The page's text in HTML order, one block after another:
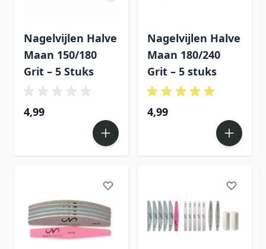
Nagelvijlen Halve
Maan 150/180
Grit – 5 Stuks
4,99
Nagelvijlen Halve
Maan 180/240
Grit – 5 stuks
4,99